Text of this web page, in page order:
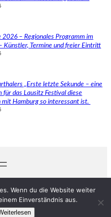
2026 – Regionales Programm im
Künstler, Termine und freier Eintritt
„Erste letzte Sekunde – eine
für das Lausitz Festival diese
mit Hamburg so interessant ist.
Wenn du die Website weiter
Einverständnis aus.